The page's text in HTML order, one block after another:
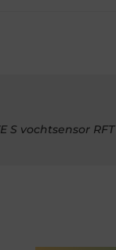
S vochtsensor